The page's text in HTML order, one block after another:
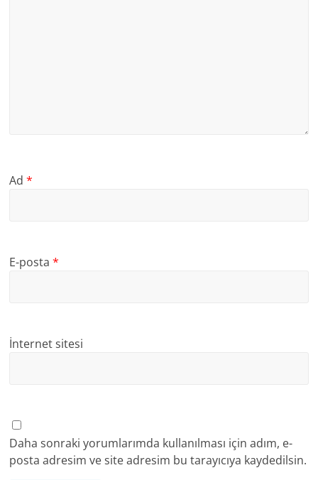
Ad*
E-posta*
İnternet sitesi
Daha sonraki yorumlarımda kullanılması için adım, e-
posta adresim ve site adresim bu tarayıcıya kaydedilsin.